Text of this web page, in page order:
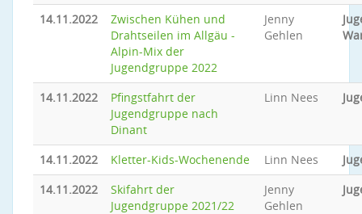
14.11.2022
Zwischen Kühen und
Drahtseilen im Allgäu -
Alpin-Mix der
Jugendgruppe 2022
Jenny
Gehlen
14.11.2022
Pfingstfahrt der
Jugendgruppe nach
Dinant
Linn Nees
14.11.2022 Kletter-Kids-Wochenende Linn Nees
14.11.2022
Skifahrt der
Jugendgruppe 2021/22
Jenny
Gehlen